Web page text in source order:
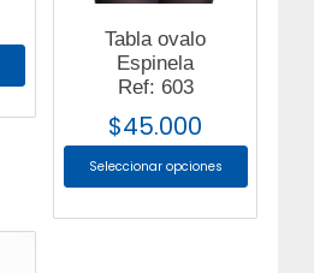
Tabla ovalo
Espinela
Ref: 603
$45.000
Seleccionar opciones